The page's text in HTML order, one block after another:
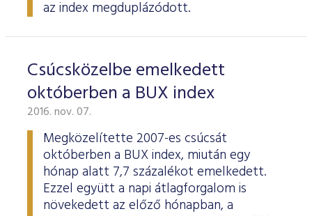
az index megduplázódott.
Csúcsközelbe emelkedett
októberben a BUX index
2016. nov. 07.
Megközelítette 2007-es csúcsát
októberben a BUX index, miután egy
hónap alatt 7,7 százalékot emelkedett.
Ezzel együtt a napi átlagforgalom is
növekedett az előző hónapban, a